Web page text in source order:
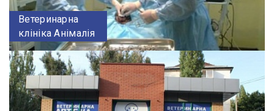
Ветеринарна
клініка Анімалія